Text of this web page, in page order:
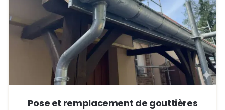
Pose et remplacement de gouttières